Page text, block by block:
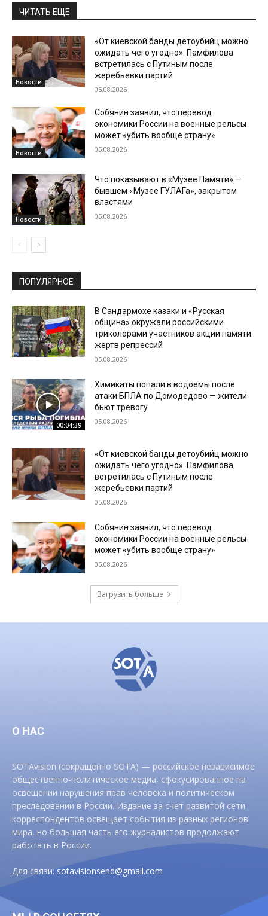
ЧИТАТЬ ЕЩЕ
Новости
«От киевской банды детоубийц можно
ожидать чего угодно». Памфилова
встретилась с Путиным после
жеребьевки партий
05.08.2026
Новости
Собянин заявил, что перевод
экономики России на военные рельсы
может «убить вообще страну»
05.08.2026
Новости
Что показывают в «Музее Памяти» —
бывшем «Музее ГУЛАГа», закрытом
властями
05.08.2026
ПОПУЛЯРНОЕ
В Сандармохе казаки и «Русская
община» окружали российскими
триколорами участников акции памяти
жертв репрессий
05.08.2026
00:04:39
Химикаты попали в водоемы после
атаки БПЛА по Домодедово — жители
бьют тревогу
05.08.2026
«От киевской банды детоубийц можно
ожидать чего угодно». Памфилова
встретилась с Путиным после
жеребьевки партий
05.08.2026
Собянин заявил, что перевод
экономики России на военные рельсы
может «убить вообще страну»
05.08.2026
Загрузить больше
О НАС
SOTAvision (сокращенно SOTA) — российское независимое
общественно-политическое медиа, сфокусированное на
освещении нарушения прав человека и политическом
преследовании в России. Издание за счет развитой сети
корреспондентов освещает события из разных регионов
мира, но большая часть его журналистов продолжают
работать в России.
Для связи:sotavisionsend@gmail.com